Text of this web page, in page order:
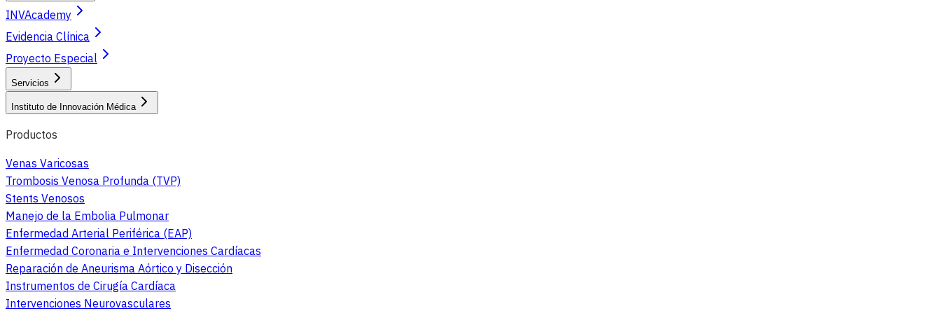
INVAcademy
Evidencia Clínica
Proyecto Especial
Servicios
Instituto de Innovación Médica
Productos
Venas Varicosas
Trombosis Venosa Profunda (TVP)
Stents Venosos
Manejo de la Embolia Pulmonar
Enfermedad Arterial Periférica (EAP)
Enfermedad Coronaria e Intervenciones Cardíacas
Reparación de Aneurisma Aórtico y Disección
Instrumentos de Cirugía Cardíaca
Intervenciones Neurovasculares